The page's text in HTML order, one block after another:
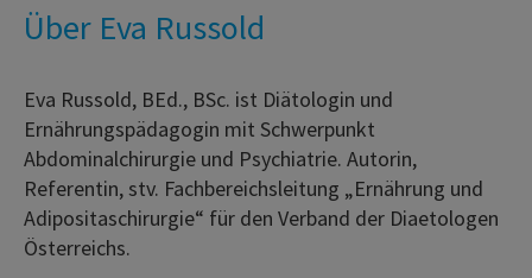
Über Eva Russold
Eva Russold, BEd., BSc. ist Diätologin und
Ernährungspädagogin mit Schwerpunkt
Abdominalchirurgie und Psychiatrie. Autorin,
Referentin, stv. Fachbereichsleitung „Ernährung und
Adipositaschirurgie“ für den Verband der Diaetologen
Österreichs.